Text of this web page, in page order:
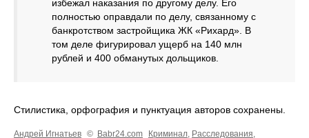
избежал наказания по другому делу. Его
полностью оправдали по делу, связанному с
банкротством застройщика ЖК «Рихард». В
том деле фигурировал ущерб на 140 млн
рублей и 400 обманутых дольщиков.
Стилистика, орфография и пунктуация авторов сохранены.
Андрей Игнатьев © Babr24.com Криминал Расследования